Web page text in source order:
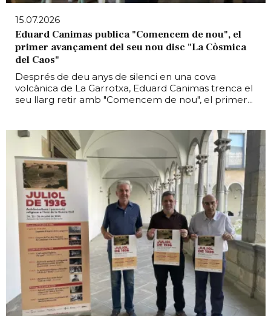
15.07.2026
Eduard Canimas publica "Comencem de nou", el
primer avançament del seu nou disc "La Còsmica
del Caos"
Després de deu anys de silenci en una cova
volcànica de La Garrotxa, Eduard Canimas trenca el
seu llarg retir amb "Comencem de nou", el primer...